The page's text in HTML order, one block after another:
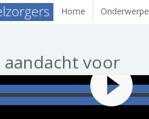
Home
voor